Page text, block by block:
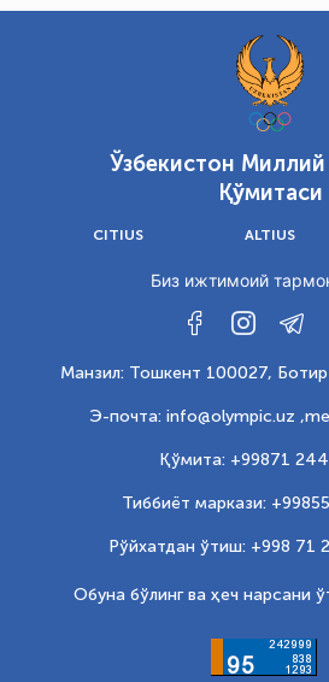
Ўзбекистон
Қўмитаси
CITIUS ALTIUS
Биз ижтимоий
Манзил: Тошкент 100027, Ботир
Э-почта: info@olympic.uz ,
Қўмита: +99871
Тиббиёт маркази:
Рўйхатдан ўтиш: +998 71
Обуна бўлинг ва ҳеч нарсани